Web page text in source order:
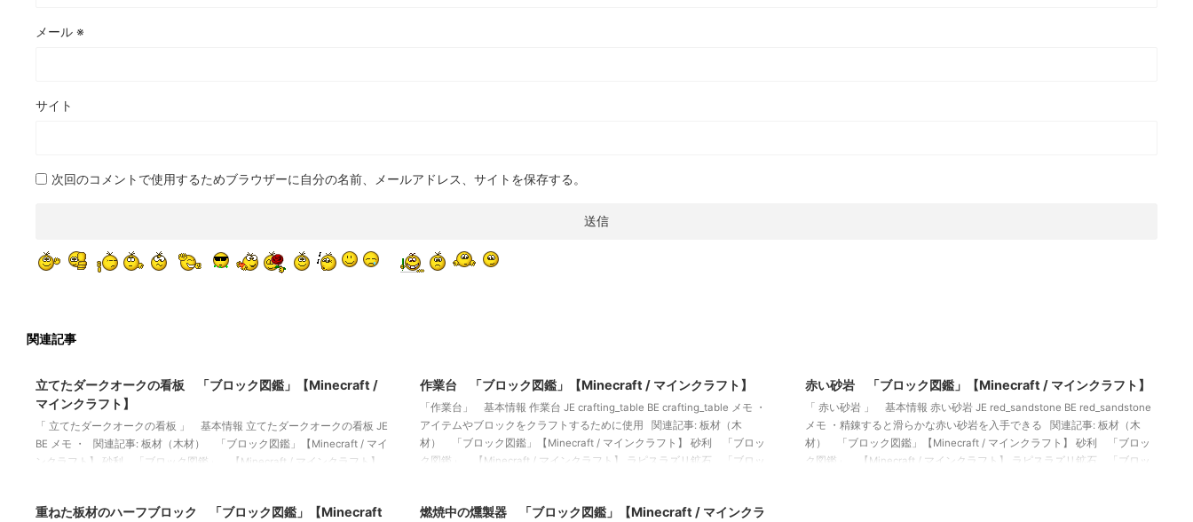
メール ※
サイト
次回のコメントで使用するためブラウザーに自分の名前、メールアドレス、サイトを保存する。
関連記事
立てたダークオークの看板 「ブロック図鑑」【Minecraft /
マインクラフト】
「 立てたダークオークの看板 」 基本情報 立てたダークオークの看板 JE
BE メモ ・ 関連記事: 板材（木材） 「ブロック図鑑」【Minecraft / マイ
ンクラフト】 砂利 「ブロック図鑑」 【Minecraft / マインクラフト】
作業台 「ブロック図鑑」【Minecraft / マインクラフト】
「作業台」 基本情報 作業台 JE crafting_table BE crafting_table メモ ・
アイテムやブロックをクラフトするために使用 関連記事: 板材（木
材） 「ブロック図鑑」【Minecraft / マインクラフト】 砂利 「ブロッ
ク図鑑」 【Minecraft / マインクラフト】 ラピスラズリ鉱石 「ブロッ
赤い砂岩 「ブロック図鑑」【Minecraft / マインクラフト】
「 赤い砂岩 」 基本情報 赤い砂岩 JE red_sandstone BE red_sandstone
メモ ・精錬すると滑らかな赤い砂岩を入手できる 関連記事: 板材（木
材） 「ブロック図鑑」【Minecraft / マインクラフト】 砂利 「ブロッ
ク図鑑」 【Minecraft / マインクラフト】 ラピスラズリ鉱石 「ブロッ
重ねた板材のハーフブロック 「ブロック図鑑」【Minecraft
燃焼中の燻製器 「ブロック図鑑」【Minecraft / マインクラ